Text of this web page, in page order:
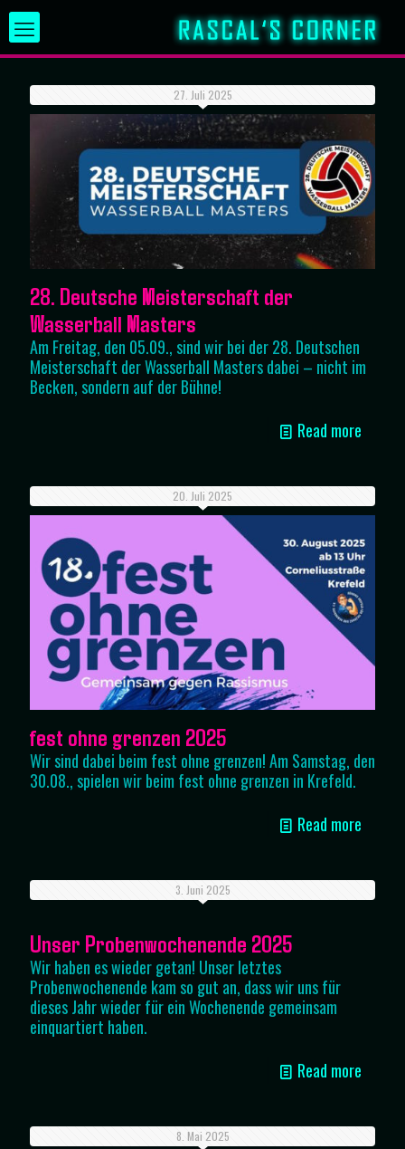
27. Juli 2025
28. Deutsche Meisterschaft der
Wasserball Masters
Am Freitag, den 05.09., sind wir bei der 28. Deutschen
Meisterschaft der Wasserball Masters dabei – nicht im
Becken, sondern auf der Bühne!
Read more
20. Juli 2025
fest ohne grenzen 2025
Wir sind dabei beim fest ohne grenzen! Am Samstag, den
30.08., spielen wir beim fest ohne grenzen in Krefeld.
Read more
3. Juni 2025
Unser Probenwochenende 2025
Wir haben es wieder getan! Unser letztes
Probenwochenende kam so gut an, dass wir uns für
dieses Jahr wieder für ein Wochenende gemeinsam
einquartiert haben.
Read more
8. Mai 2025